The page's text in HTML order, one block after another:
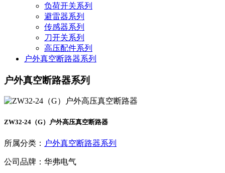
负荷开关系列
避雷器系列
传感器系列
刀开关系列
高压配件系列
户外真空断路器系列
户外真空断路器系列
ZW32-24（G）户外高压真空断路器
所属分类： 户外真空断路器系列
公司品牌：华弗电气